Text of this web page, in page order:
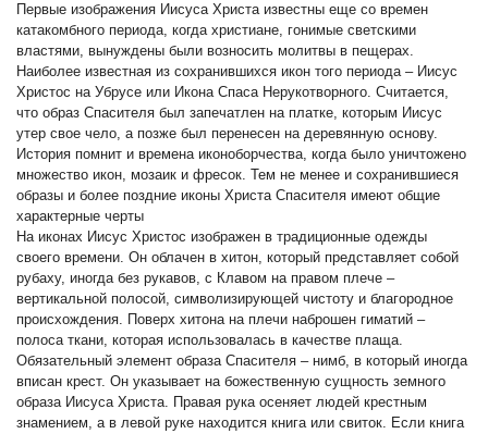
Первые изображения Иисуса Христа известны еще со времен
катакомбного периода, когда христиане, гонимые светскими
властями, вынуждены были возносить молитвы в пещерах.
Наиболее известная из сохранившихся икон того периода – Иисус
Христос на Убрусе или Икона Спаса Нерукотворного. Считается,
что образ Спасителя был запечатлен на платке, которым Иисус
утер свое чело, а позже был перенесен на деревянную основу.
История помнит и времена иконоборчества, когда было уничтожено
множество икон, мозаик и фресок. Тем не менее и сохранившиеся
образы и более поздние иконы Христа Спасителя имеют общие
характерные черты
На иконах Иисус Христос изображен в традиционные одежды
своего времени. Он облачен в хитон, который представляет собой
рубаху, иногда без рукавов, с Клавом на правом плече –
вертикальной полосой, символизирующей чистоту и благородное
происхождения. Поверх хитона на плечи наброшен гиматий –
полоса ткани, которая использовалась в качестве плаща.
Обязательный элемент образа Спасителя – нимб, в который иногда
вписан крест. Он указывает на божественную сущность земного
образа Иисуса Христа. Правая рука осеняет людей крестным
знамением, а в левой руке находится книга или свиток. Если книга